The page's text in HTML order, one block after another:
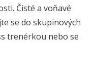
Čisté a voňavé
se do skupinových
trenérkou nebo se